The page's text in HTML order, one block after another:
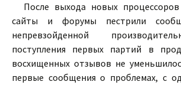
После выхода новых
сайты и форумы пестрили
непревзойденной
поступления первых партий в
восхищенных отзывов не
первые сообщения о проблемах, с